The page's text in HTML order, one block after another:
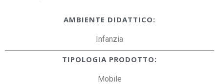
AMBIENTE DIDATTICO:
Infanzia
TIPOLOGIA PRODOTTO:
Mobile